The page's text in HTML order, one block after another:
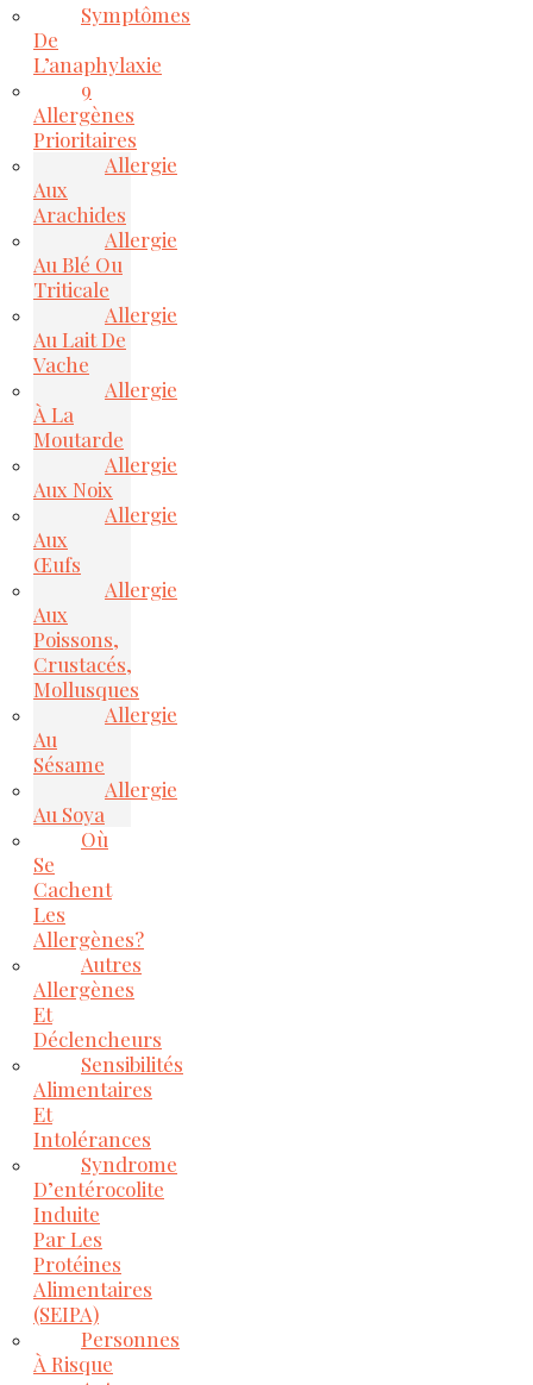
Symptômes
De
L’anaphylaxie
9
Allergènes
Prioritaires
Allergie
Aux
Arachides
Allergie
Au Blé Ou
Triticale
Allergie
Au Lait De
Vache
Allergie
À La
Moutarde
Allergie
Aux Noix
Allergie
Aux
Œufs
Allergie
Aux
Poissons,
Crustacés,
Mollusques
Allergie
Au
Sésame
Allergie
Au Soya
Où
Se
Cachent
Les
Allergènes?
Autres
Allergènes
Et
Déclencheurs
Sensibilités
Alimentaires
Et
Intolérances
Syndrome
D’entérocolite
Induite
Par Les
Protéines
Alimentaires
(SEIPA)
Personnes
À Risque